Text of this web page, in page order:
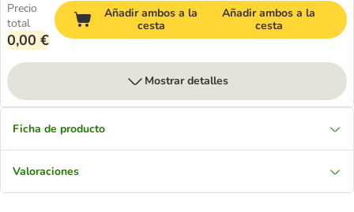
Precio
total
0,00 €
Añadir ambos a la
cesta
Añadir ambos a la
cesta
Mostrar detalles
Ficha de producto
Valoraciones